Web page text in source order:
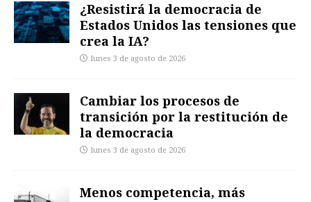
¿Resistirá la democracia de
Estados Unidos las tensiones que
crea la IA?
lunes 3 de agosto de 2026
Cambiar los procesos de
transición por la restitución de
la democracia
lunes 3 de agosto de 2026
Menos competencia, más